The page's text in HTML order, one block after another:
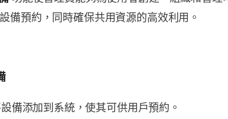
備預約，同時確保共用資源的高效利用。
備添加到系統，使其可供用戶預約。